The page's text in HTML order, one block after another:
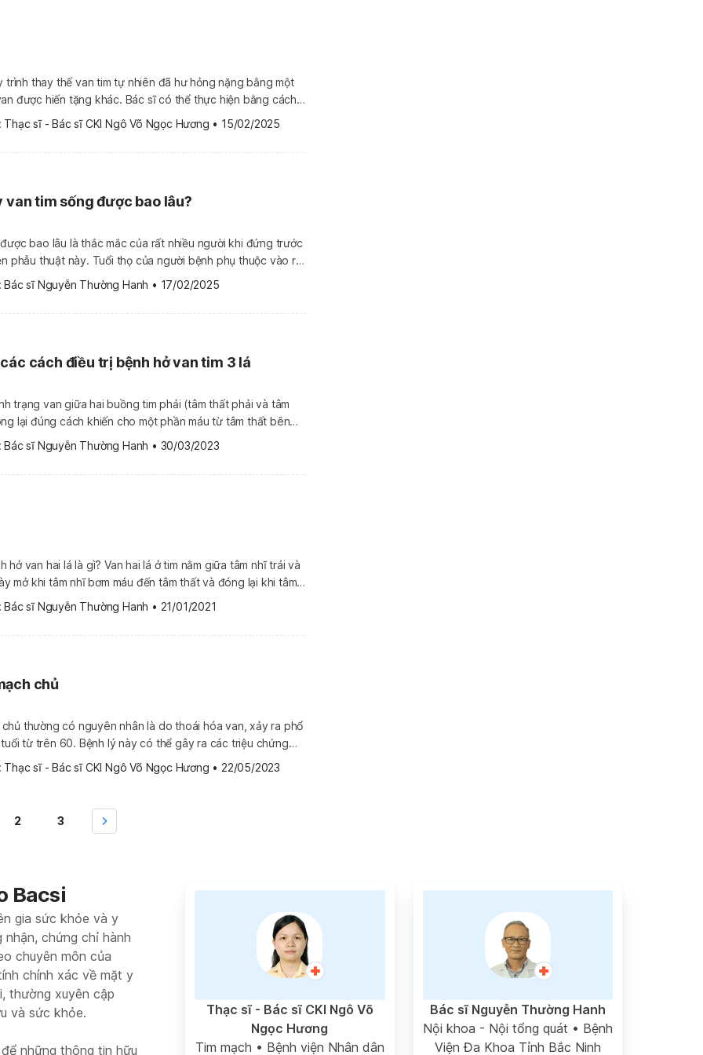
trình thay thế van tim tự nhiên đã hư hỏng nặng bằng một
được hiến tặng khác. Bác sĩ có thể thực hiện bằng cách
tùy từng trường hợp. Tim hoạt động cùng với 4
Thạc sĩ - Bác sĩ CKI Ngô Võ Ngọc Hương • 15/02/2025
van tim sống được bao lâu?
bao lâu là thắc mắc của rất nhiều người khi đứng trước
phẫu thuật này. Tuổi thọ của người bệnh phụ thuộc vào rất
tác, sức khỏe, số và loại van thay thế, có tổn thương chức
Bác sĩ Nguyễn Thường Hanh • 17/02/2025
cách điều trị bệnh hở van tim 3 lá
trạng van giữa hai buồng tim phải (tâm thất phải và tâm
lại đúng cách khiến cho một phần máu từ tâm thất bên
nhĩ. Tim buộc phải co bóp nhanh và mạnh hơn nhằm
Bác sĩ Nguyễn Thường Hanh • 30/03/2023
hở van hai lá là gì? Van hai lá ở tim nằm giữa tâm nhĩ trái và
mở khi tâm nhĩ bơm máu đến tâm thất và đóng lại khi tâm
các bộ phận trong cơ thể. Khi van đóng, máu sẽ được […]
Bác sĩ Nguyễn Thường Hanh • 21/01/2021
chủ
thường có nguyên nhân là do thoái hóa van, xảy ra phổ
từ trên 60. Bệnh lý này có thể gây ra các triệu chứng
âm thầm tiến triển trong nhiều năm. Một khi tình trạng này
[…]
Thạc sĩ - Bác sĩ CKI Ngô Võ Ngọc Hương • 22/05/2023
2 3
Bacsi
gia sức khỏe và y
chứng chỉ hành
chuyên môn của
chính xác về mặt y
thường xuyên cập
và sức khỏe.
những thông tin hữu
Bác sĩ Nguyễn Thường Hanh
Nội khoa - Nội tổng quát • Bệnh
Viện Đa Khoa Tỉnh Bắc Ninh
Thạc sĩ - Bác sĩ CKI Ngô Võ
Ngọc Hương
Tim mạch • Bệnh viện Nhân dân